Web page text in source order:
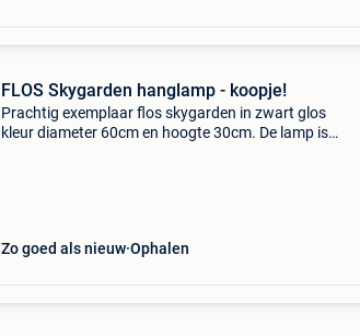
FLOS Skygarden hanglamp - koopje!
Prachtig exemplaar flos skygarden in zwart glos
kleur diameter 60cm en hoogte 30cm. De lamp is
Zo goed als nieuw Ophalen